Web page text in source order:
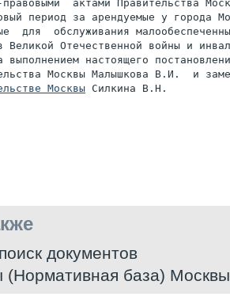
актами Правительства
период за арендуемые у города
для  обслуживания
Великой Отечественной войны и
выполнением настоящего
Москвы Малышкова В.И.  и
Москвы Силкина В.Н.
документов
(Нормативная база) Москвы